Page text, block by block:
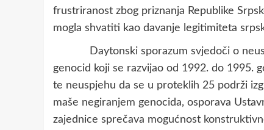
frustriranost zbog priznanja Republike
mogla shvatiti kao davanje legitimiteta
Daytonski sporazum svjedoči o
genocid koji se razvijao od 1992. do 1995.
te neuspjehu da se u proteklih 25 podrži
maše negiranjem genocida, osporava
zajednice sprečava mogućnost